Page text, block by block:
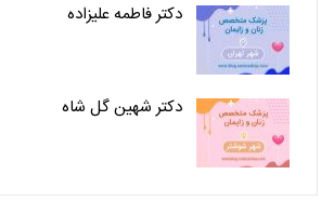
دکتر فاطمه علیزاده
دکتر شهین گل شاه